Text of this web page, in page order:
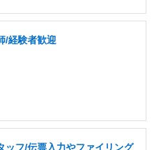
/経験者歓迎
ッフ/伝票入力やファイリング